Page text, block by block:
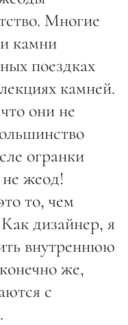
Многие
камни
поездках
камней.
они не
огранки
жеод!
то, чем
дизайнер, я
внутреннюю
же,
с